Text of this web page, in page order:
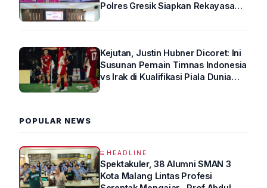
Polres Gresik Siapkan Rekayasa
Kejutan, Justin Hubner Dicoret: Ini
Susunan Pemain Timnas Indonesia
vs Irak di Kualifikasi Piala Dunia
POPULAR NEWS
HEADLINE
Spektakuler, 38 Alumni SMAN 3
Kota Malang Lintas Profesi